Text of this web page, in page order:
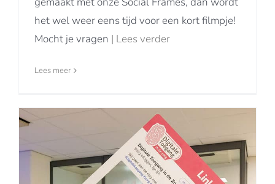
het wel weer eens tijd voor een kort filmpje!
Mocht je vragen | Lees verder
Lees meer